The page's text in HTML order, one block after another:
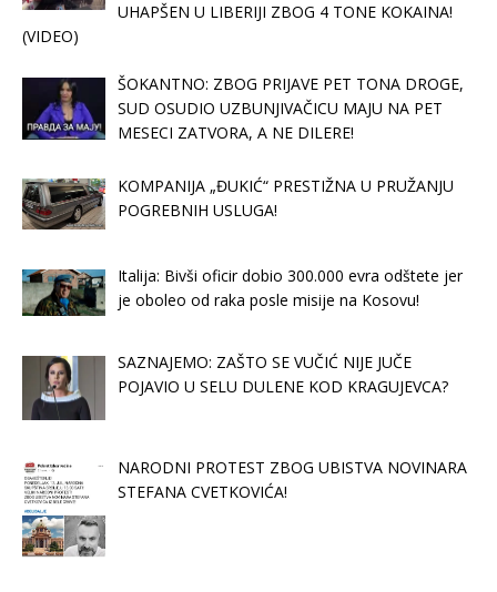
UHAPŠEN U LIBERIJI ZBOG 4 TONE KOKAINA!
(VIDEO)
ŠOKANTNO: ZBOG PRIJAVE PET TONA DROGE,
SUD OSUDIO UZBUNJIVAČICU MAJU NA PET
MESECI ZATVORA, A NE DILERE!
KOMPANIJA „ĐUKIĆ“ PRESTIŽNA U PRUŽANJU
POGREBNIH USLUGA!
Italija: Bivši oficir dobio 300.000 evra odštete jer
je oboleo od raka posle misije na Kosovu!
SAZNAJEMO: ZAŠTO SE VUČIĆ NIJE JUČE
POJAVIO U SELU DULENE KOD KRAGUJEVCA?
NARODNI PROTEST ZBOG UBISTVA NOVINARA
STEFANA CVETKOVIĆA!